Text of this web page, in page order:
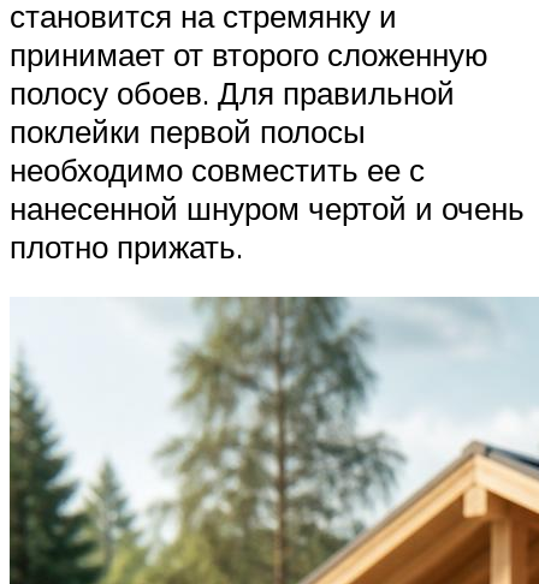
становится на стремянку и
принимает от второго сложенную
полосу обоев. Для правильной
поклейки первой полосы
необходимо совместить ее с
нанесенной шнуром чертой и очень
плотно прижать.